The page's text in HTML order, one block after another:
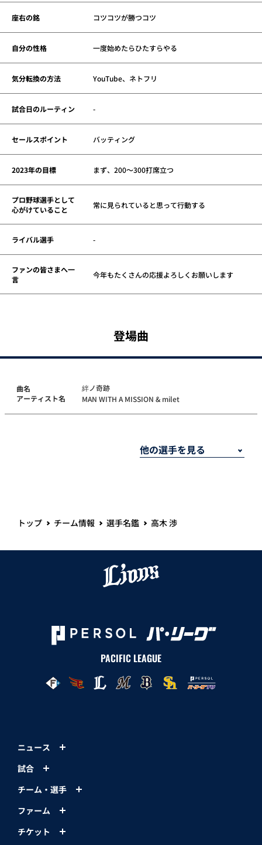
座右の銘 コツコツが勝つコツ
自分の性格 一度始めたらひたすらやる
気分転換の方法 YouTube、ネトフリ
試合日のルーティン -
セールスポイント バッティング
2023年の目標 まず、200～300打席立つ
プロ野球選手として
心がけていること
常に見られていると思って行動する
ライバル選手 -
ファンの皆さまへ一
言
今年もたくさんの応援よろしくお願いします
登場曲
曲名
アーティスト名
絆ノ奇跡
MAN WITH A MISSION & milet
トップ チーム情報 選手名鑑 高木 渉
PACIFIC LEAGUE
ニュース
試合
チーム・選手
ファーム
チケット